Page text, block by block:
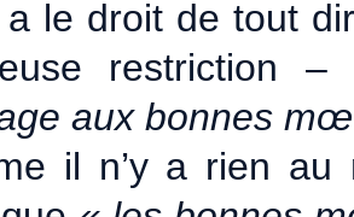
le droit de tout
restriction
aux bonnes
il n’y a rien